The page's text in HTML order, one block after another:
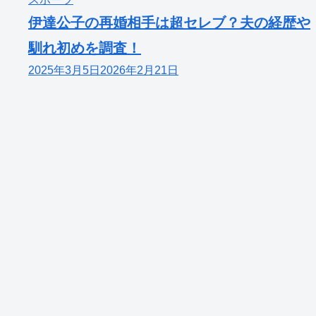
伊達公子の再婚相手は超セレブ？夫の経歴や
馴れ初めを調査！
2025年3月5日 2026年2月21日